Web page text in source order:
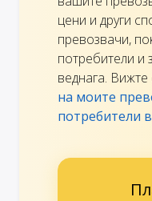
цени и други
превозвачи,
потребители и
веднага.
на моите
потребители